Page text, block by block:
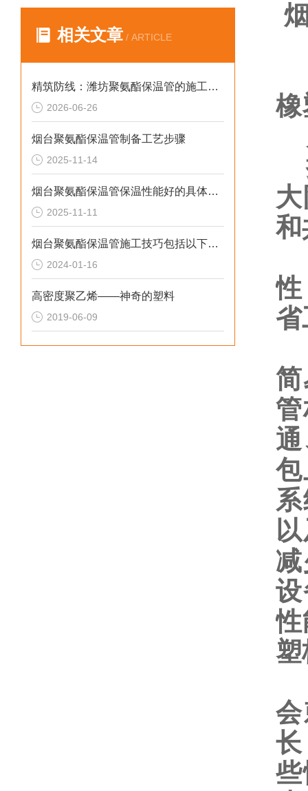
相关文章 / ARTICLE
精筑防线：潍坊聚氨酯保温管的施工规范指南
2026-06-26
烟台聚氨酯保温管制备工艺步骤
2025-11-14
烟台聚氨酯保温管保温性能好的具体表现
2025-11-11
烟台聚氨酯保温管施工技巧包括以下几点
2024-01-16
高密度聚乙烯——神奇的塑料
2019-06-09
橡
和
省
塑